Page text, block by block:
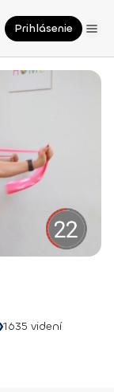
Prihlásenie
1635 videní